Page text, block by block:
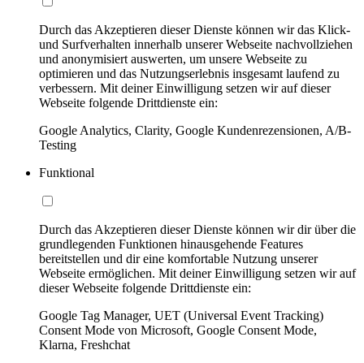
Durch das Akzeptieren dieser Dienste können wir das Klick-
und Surfverhalten innerhalb unserer Webseite nachvollziehen
und anonymisiert auswerten, um unsere Webseite zu
optimieren und das Nutzungserlebnis insgesamt laufend zu
verbessern. Mit deiner Einwilligung setzen wir auf dieser
Webseite folgende Drittdienste ein:
Google Analytics, Clarity, Google Kundenrezensionen, A/B-
Testing
Funktional
Durch das Akzeptieren dieser Dienste können wir dir über die
grundlegenden Funktionen hinausgehende Features
bereitstellen und dir eine komfortable Nutzung unserer
Webseite ermöglichen. Mit deiner Einwilligung setzen wir auf
dieser Webseite folgende Drittdienste ein:
Google Tag Manager, UET (Universal Event Tracking)
Consent Mode von Microsoft, Google Consent Mode,
Klarna, Freshchat